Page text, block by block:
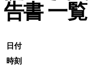
告書 一覧
日付
時刻